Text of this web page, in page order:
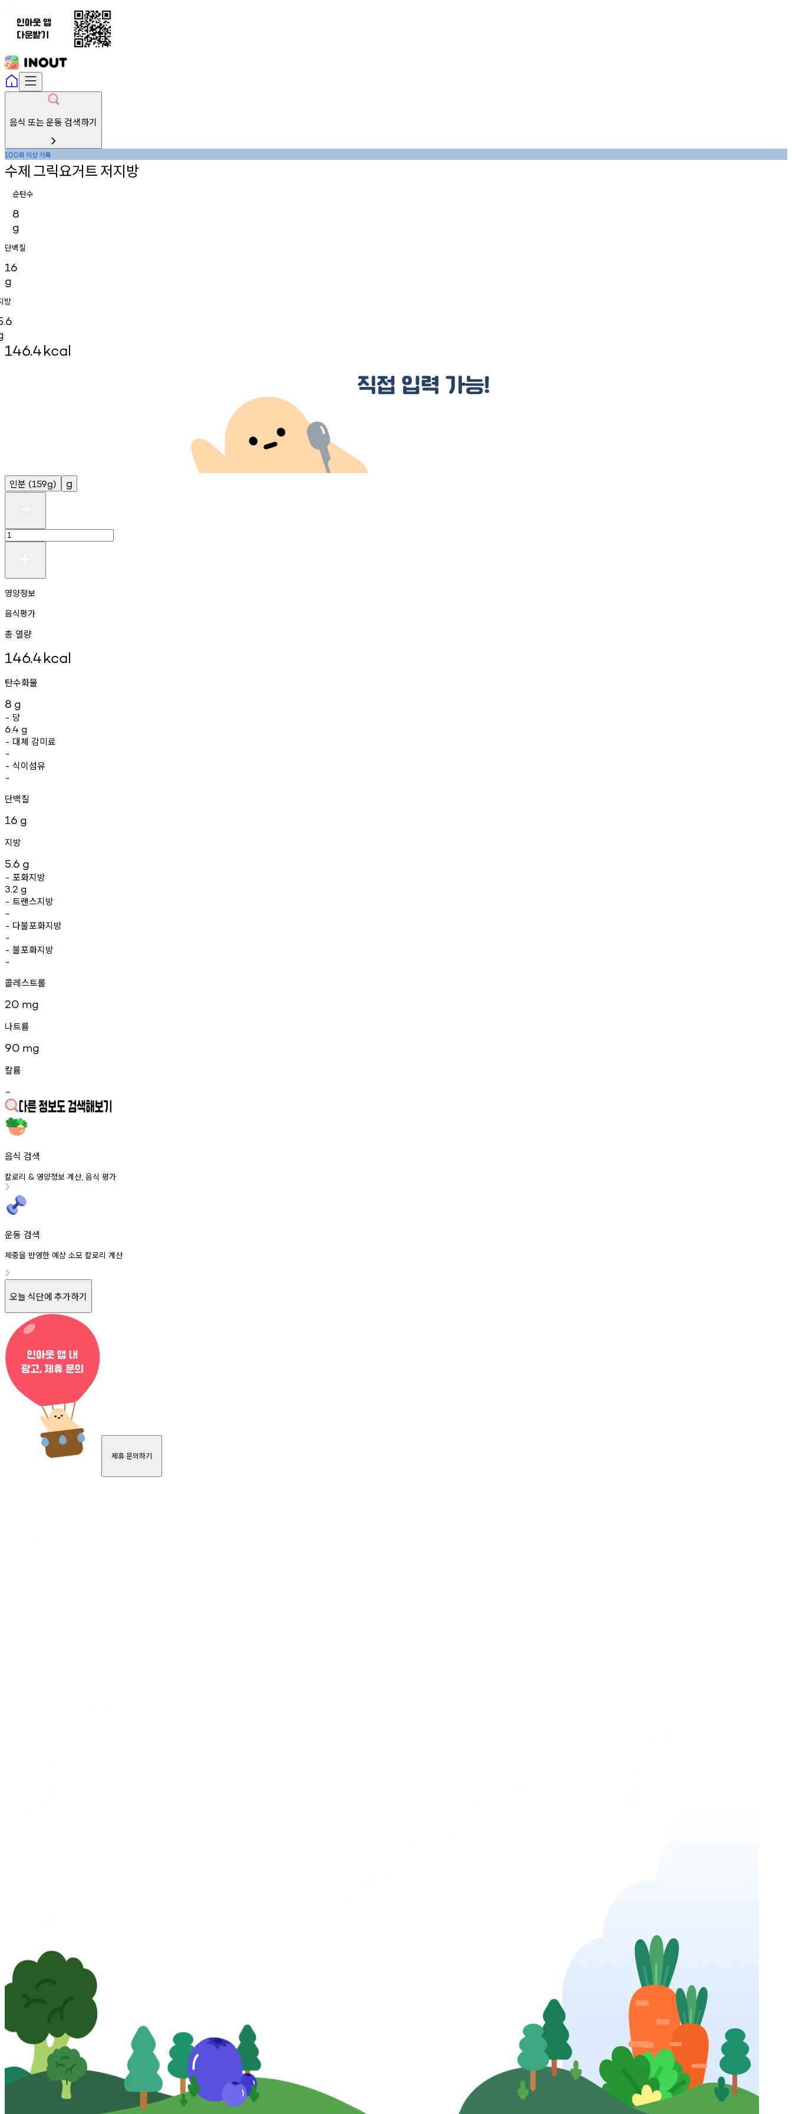
음식 또는 운동 검색하기
100회 이상기록
수제 그릭요거트저지방
순탄수
8
g
단백질
16
g
방
146.4kcal
인분 (159g) g
영양정보
음식평가
총 열량
146.4kcal
탄수화물
8 g
- 당
6.4 g
- 대체 감미료
-
- 식이섬유
-
단백질
16 g
지방
5.6 g
- 포화지방
3.2 g
- 트랜스지방
-
- 다불포화지방
-
- 불포화지방
-
콜레스트롤
20 mg
나트륨
90 mg
칼륨
-
음식 검색
칼로리 & 영양정보 계산, 음식 평가
운동 검색
체중을 반영한 예상 소모 칼로리 계산
오늘 식단에 추가하기
제휴 문의하기